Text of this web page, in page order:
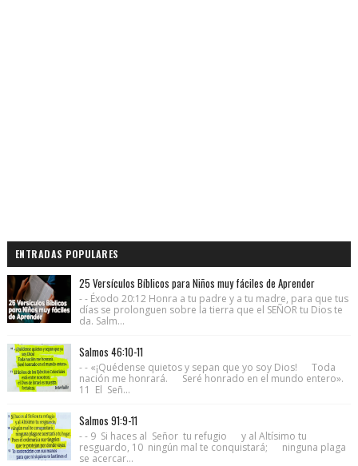
ENTRADAS POPULARES
25 Versículos Bíblicos para Niños muy fáciles de Aprender
- - Éxodo 20:12 Honra a tu padre y a tu madre, para que tus
días se prolonguen sobre la tierra que el SEÑOR tu Dios te
da. Salm...
Salmos 46:10-11
- - «¡Quédense quietos y sepan que yo soy Dios! Toda
nación me honrará. Seré honrado en el mundo entero».
11 El Señ...
Salmos 91:9-11
- - 9 Si haces al Señor tu refugio y al Altísimo tu
resguardo, 10 ningún mal te conquistará; ninguna plaga
se acercar...